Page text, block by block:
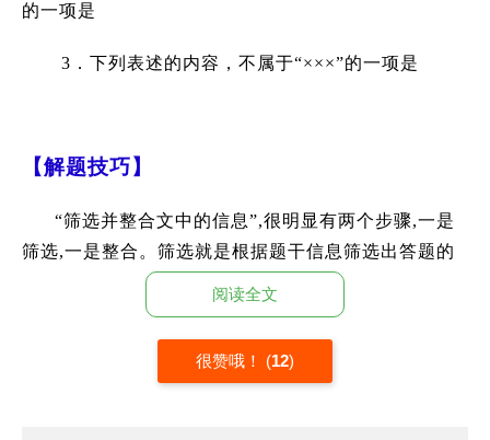
的一项是
3 ．下列表述的内容，不属于“×××”的一项是
【解题技巧】
“筛选并整合文中的信息”,很明显有两个步骤,一是
筛选,一是整合。筛选就是根据题干信息筛选出答题的
有效信息,整合不是简单的列举合并,而应该是有机结
合,这样才能选出正确选项。
对于该考点的训练，可参考如下步骤:
阅读全文
很赞哦！ (12)